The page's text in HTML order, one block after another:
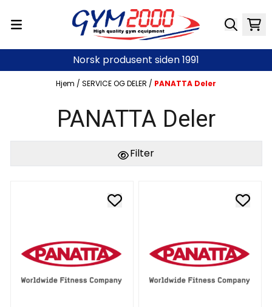
Norsk produsent siden 1991
Hjem / SERVICE OG DELER / PANATTA Deler
PANATTA Deler
Filter